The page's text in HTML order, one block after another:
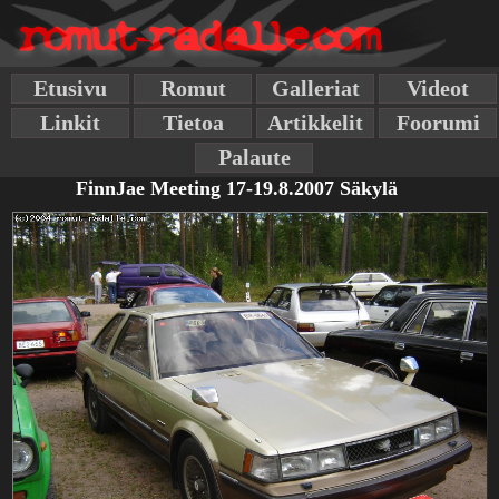
Etusivu Romut Galleriat
Videot
Linkit
Tietoa Artikkelit
Foorumi
Palaute
FinnJae Meeting 17-19.8.2007 Säkylä